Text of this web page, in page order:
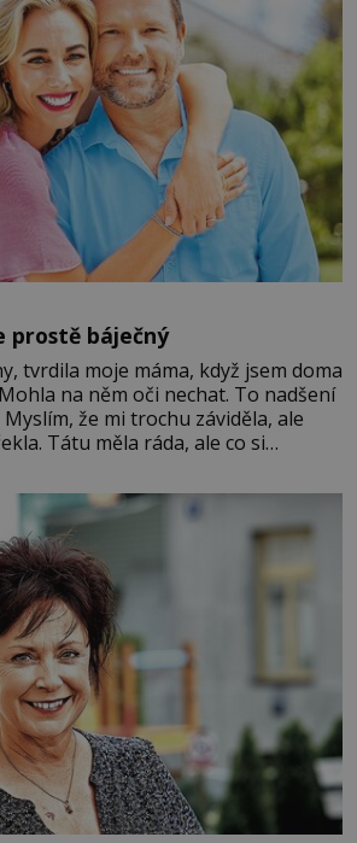
prostě báječný
tvrdila moje máma, když jsem doma
na něm oči nechat. To nadšení
že mi trochu záviděla, ale
Tátu měla ráda, ale co si
Tehdy byla jiná doba, když